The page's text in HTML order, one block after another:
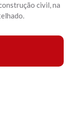
civil, na